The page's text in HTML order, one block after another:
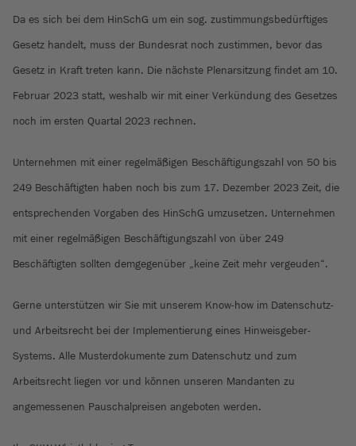
Da es sich bei dem HinSchG um ein sog. zustimmungsbedürftiges
Gesetz handelt, muss der Bundesrat noch zustimmen, bevor das
Gesetz in Kraft treten kann. Die nächste Plenarsitzung findet am 10.
Februar 2023 statt, weshalb wir mit einer Verkündung des Gesetzes
noch im ersten Quartal 2023 rechnen.
Unternehmen mit einer regelmäßigen Beschäftigungszahl von 50 bis
249 Beschäftigten haben noch bis zum 17. Dezember 2023 Zeit, die
entsprechenden Vorgaben des HinSchG umzusetzen. Unternehmen
mit einer regelmäßigen Beschäftigungszahl von über 249
Beschäftigten sollten demgegenüber „keine Zeit mehr vergeuden“.
Gerne unterstützen wir Sie mit unserem Know-how im Datenschutz-
und Arbeitsrecht bei der Implementierung eines Hinweisgeber-
Systems. Alle Musterdokumente zum Datenschutz und zum
Arbeitsrecht liegen vor und können unseren Mandanten zu
angemessenen Pauschalpreisen angeboten werden.